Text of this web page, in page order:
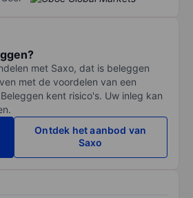
met Saxo, dat is beleggen
met de voordelen van een
kent risico's. Uw inleg kan
Ontdek het aanbod van
Saxo